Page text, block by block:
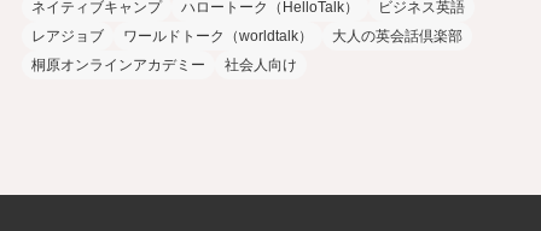
ネイティブキャンプ
ハロートーク（HelloTalk）
ビジネス英語
レアジョブ
ワールドトーク（worldtalk）
大人の英会話倶楽部
桐原オンラインアカデミー
社会人向け